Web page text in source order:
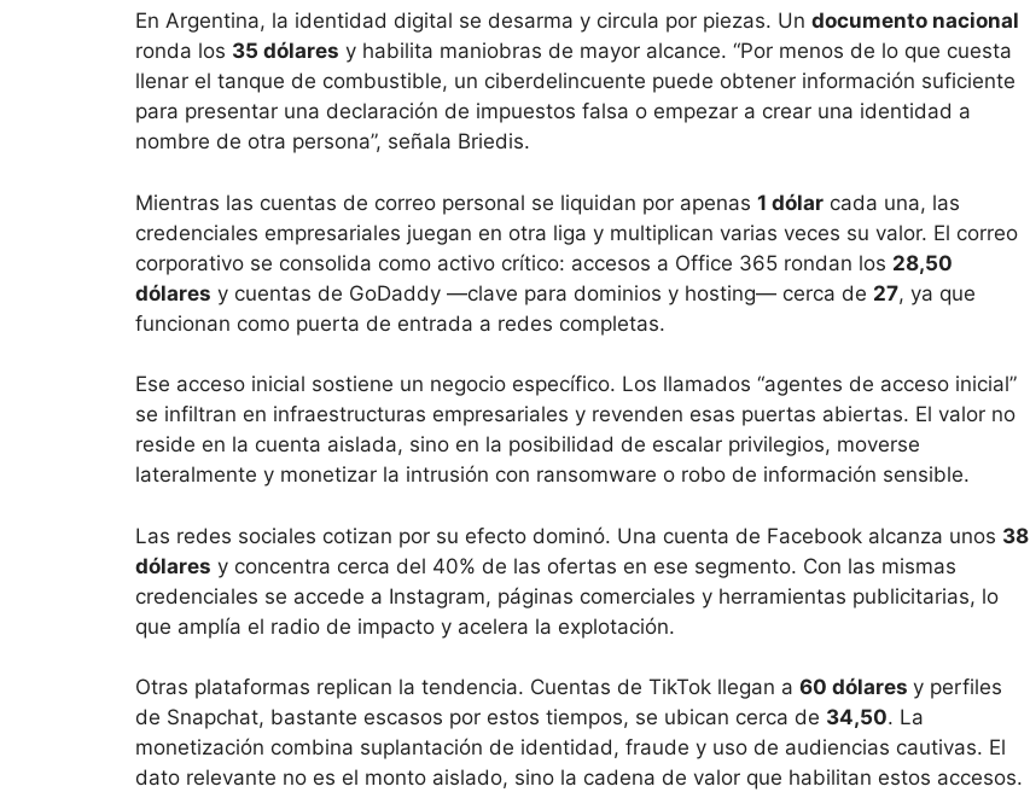
En Argentina, la identidad digital se desarma y circula por piezas. Un documento nacional
ronda los 35 dólares y habilita maniobras de mayor alcance. “Por menos de lo que cuesta
llenar el tanque de combustible, un ciberdelincuente puede obtener información suficiente
para presentar una declaración de impuestos falsa o empezar a crear una identidad a
nombre de otra persona”, señala Briedis.
Mientras las cuentas de correo personal se liquidan por apenas 1 dólar cada una, las
credenciales empresariales juegan en otra liga y multiplican varias veces su valor. El correo
corporativo se consolida como activo crítico: accesos a Office 365 rondan los 28,50
dólares y cuentas de GoDaddy —clave para dominios y hosting— cerca de 27, ya que
funcionan como puerta de entrada a redes completas.
Ese acceso inicial sostiene un negocio específico. Los llamados “agentes de acceso inicial”
se infiltran en infraestructuras empresariales y revenden esas puertas abiertas. El valor no
reside en la cuenta aislada, sino en la posibilidad de escalar privilegios, moverse
lateralmente y monetizar la intrusión con ransomware o robo de información sensible.
Las redes sociales cotizan por su efecto dominó. Una cuenta de Facebook alcanza unos 38
dólares y concentra cerca del 40% de las ofertas en ese segmento. Con las mismas
credenciales se accede a Instagram, páginas comerciales y herramientas publicitarias, lo
que amplía el radio de impacto y acelera la explotación.
Otras plataformas replican la tendencia. Cuentas de TikTok llegan a 60 dólares y perfiles
de Snapchat, bastante escasos por estos tiempos, se ubican cerca de 34,50. La
monetización combina suplantación de identidad, fraude y uso de audiencias cautivas. El
dato relevante no es el monto aislado, sino la cadena de valor que habilitan estos accesos.